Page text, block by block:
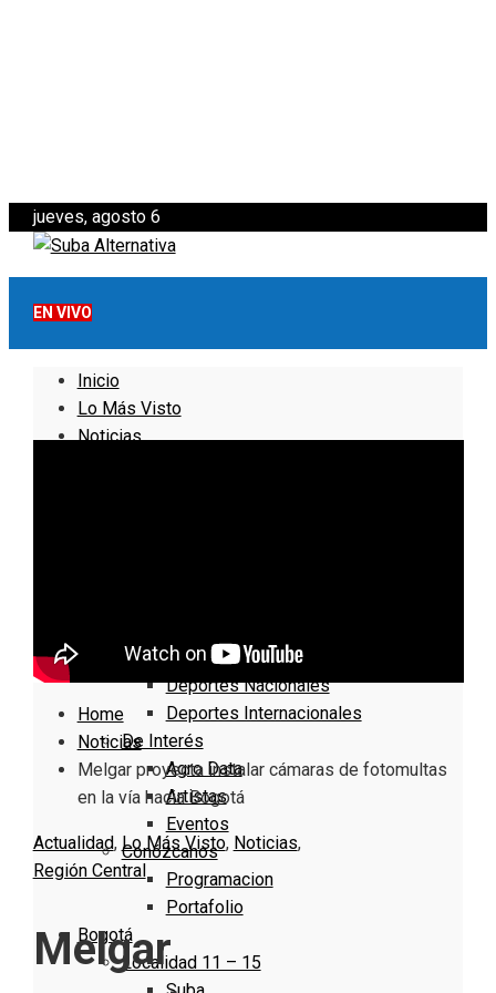
jueves, agosto 6
EN VIVO
Inicio
Lo Más Visto
Noticias
Deportes Locales
Deportes Nacionales
Deportes Internacionales
De Interés
Agro Data
Artistas
Eventos
Conózcanos
Programacion
Portafolio
Bogotá
Localidad 11 – 15
Home
Noticias
Melgar proyecta instalar cámaras de fotomultas
en la vía hacia Bogotá
Actualidad, Lo Más Visto, Noticias,
Región Central
Melgar